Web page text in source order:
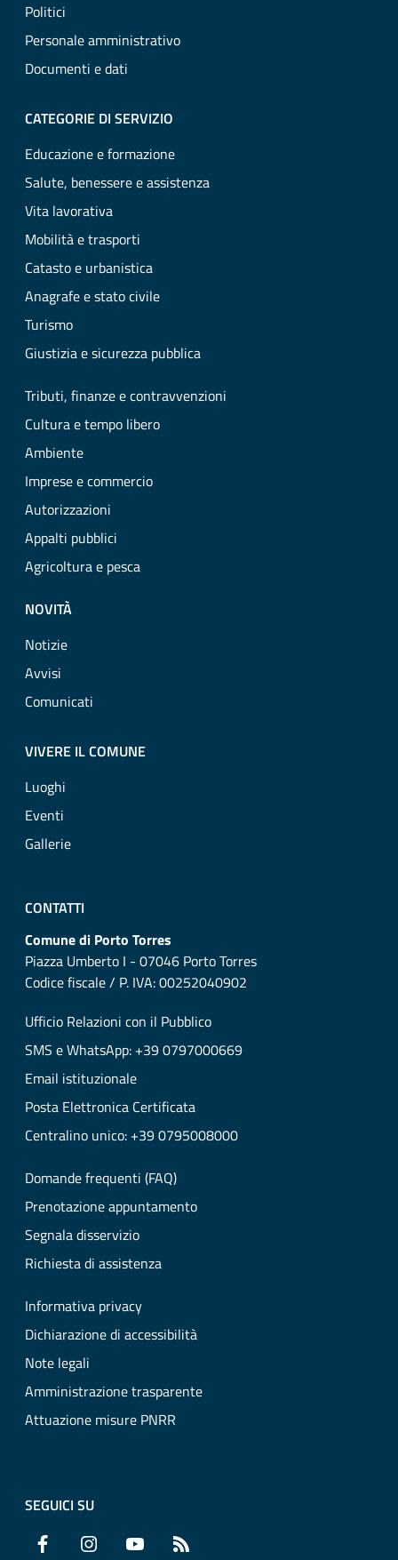
Politici
Personale amministrativo
Documenti e dati
CATEGORIE DI SERVIZIO
Educazione e formazione
Salute, benessere e assistenza
Vita lavorativa
Mobilità e trasporti
Catasto e urbanistica
Anagrafe e stato civile
Turismo
Giustizia e sicurezza pubblica
Tributi, finanze e contravvenzioni
Cultura e tempo libero
Ambiente
Imprese e commercio
Autorizzazioni
Appalti pubblici
Agricoltura e pesca
NOVITÀ
Notizie
Avvisi
Comunicati
VIVERE IL COMUNE
Luoghi
Eventi
Gallerie
CONTATTI
Comune di Porto Torres
Piazza Umberto I - 07046 Porto Torres
Codice fiscale / P. IVA: 00252040902
Ufficio Relazioni con il Pubblico
SMS e WhatsApp: +39 0797000669
Email istituzionale
Posta Elettronica Certificata
Centralino unico: +39 0795008000
Domande frequenti (FAQ)
Prenotazione appuntamento
Segnala disservizio
Richiesta di assistenza
Informativa privacy
Dichiarazione di accessibilità
Note legali
Amministrazione trasparente
Attuazione misure PNRR
SEGUICI SU
Facebook Instagram YouTube